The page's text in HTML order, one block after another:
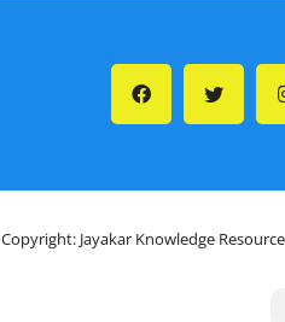
Copyright: Jayakar Knowledge